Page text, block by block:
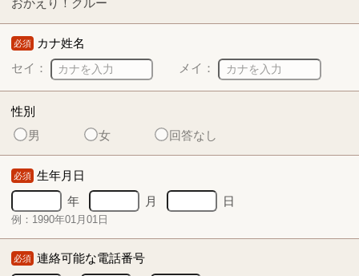
おかえり！クルー
必須 カナ姓名
セイ：
メイ：
性別
男
女 回答なし
必須 生年月日
年
月 日
例：1990年01月01日
必須 連絡可能な電話番号